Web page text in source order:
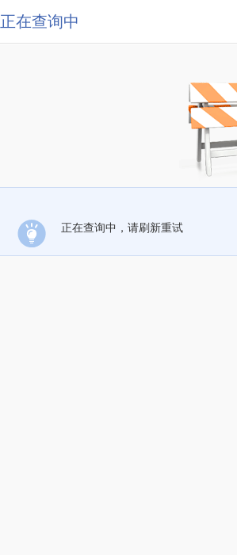
正在查询中
正在查询中，请刷新重试